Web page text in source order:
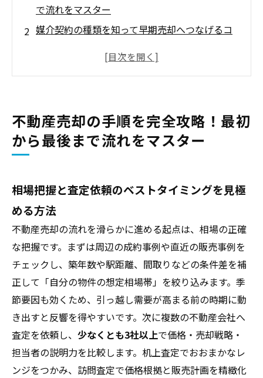
で流れをマスター
媒介契約の種類を知って早期売却へつなげるコ
売出価格の決め方と価格交渉を成功させる実践
せ方テクニック
売買契約をスムーズに進めるための流れと売主
る！トラブル防止の完全ガイド
不動産売却の手順で必要な書類一覧と取得先を
まるごと解説
会社概要
不動産売却の手順を完全攻略！最初
から最後まで流れをマスター
相場把握と査定依頼のベストタイミングを見極
める方法
不動産売却の流れを滑らかに進める起点は、相場の正確
な把握です。まずは周辺の成約事例や直近の販売事例を
チェックし、築年数や駅距離、間取りなどの条件差を補
正して「自分の物件の想定相場帯」を絞り込みます。季
節要因も効くため、引っ越し需要が高まる前の時期に動
き出すと反響を得やすいです。次に複数の不動産会社へ
査定を依頼し、 少なくとも3社以上で価格・売却戦略・
担当者の説明力を比較します。机上査定でおおまかなレ
ンジをつかみ、訪問査定で価格根拠と販売計画を精緻化